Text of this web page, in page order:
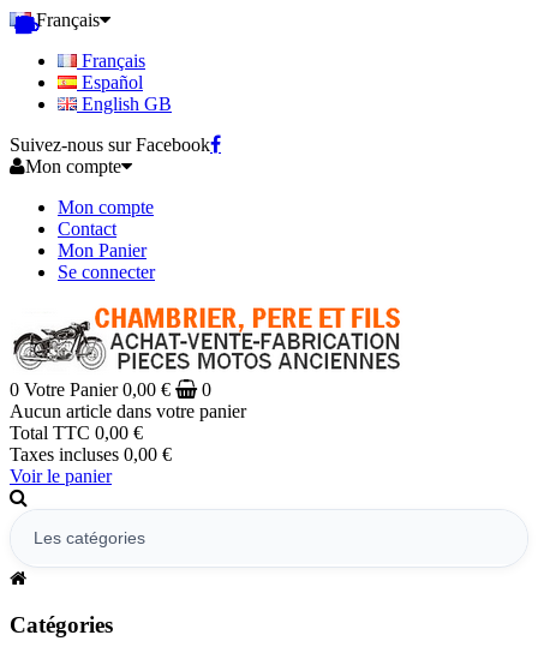
Français
Français
Español
English GB
Suivez-nous sur Facebook
Mon compte
Mon compte
Contact
Mon Panier
Se connecter
0 Votre Panier 0,00 €
0
Aucun article dans votre panier
Total TTC 0,00 €
Taxes incluses 0,00 €
Voir le panier
Catégories